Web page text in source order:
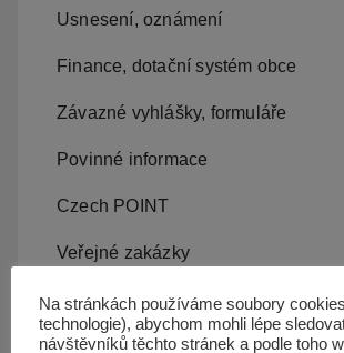
Usnesení, oznámení
Finance, dotační systém obce
Závazné vyhlášky, formuláře
Povinné informace
Czech POINT
Veřejné zakázky
Život v obci
Aktuality, události obce
Na stránkách používáme soubory
technologie), abychom mohli lépe
návštěvníků těchto stránek a podle toho